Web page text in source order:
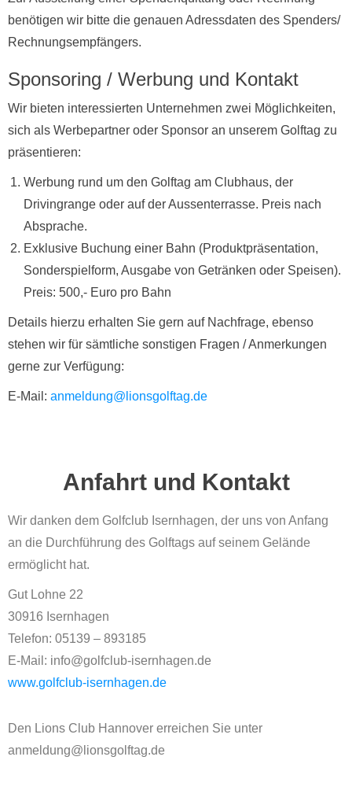
benötigen wir bitte die genauen Adressdaten des Spenders/
Rechnungsempfängers.
Sponsoring / Werbung und Kontakt
Wir bieten interessierten Unternehmen zwei Möglichkeiten,
sich als Werbepartner oder Sponsor an unserem Golftag zu
präsentieren:
Werbung rund um den Golftag am Clubhaus, der
Drivingrange oder auf der Aussenterrasse. Preis nach
Absprache.
Exklusive Buchung einer Bahn (Produktpräsentation,
Sonderspielform, Ausgabe von Getränken oder Speisen).
Preis: 500,- Euro pro Bahn
Details hierzu erhalten Sie gern auf Nachfrage, ebenso
stehen wir für sämtliche sonstigen Fragen / Anmerkungen
gerne zur Verfügung:
E-Mail: anmeldung@lionsgolftag.de
Anfahrt und Kontakt
Wir danken dem Golfclub Isernhagen, der uns von Anfang
an die Durchführung des Golftags auf seinem Gelände
ermöglicht hat.
Gut Lohne 22
30916 Isernhagen
Telefon: 05139 – 893185
E-Mail: info@golfclub-isernhagen.de
www.golfclub-isernhagen.de
Den Lions Club Hannover erreichen Sie unter
anmeldung@lionsgolftag.de